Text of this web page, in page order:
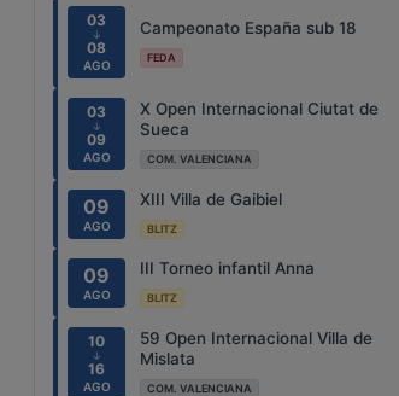
03
↓
08
AGO
Campeonato España sub 18
FEDA
03
↓
09
AGO
X Open Internacional Ciutat de
Sueca
COM. VALENCIANA
09
AGO
XIII Villa de Gaibiel
BLITZ
09
AGO
III Torneo infantil Anna
BLITZ
10
↓
16
AGO
59 Open Internacional Villa de
Mislata
COM. VALENCIANA